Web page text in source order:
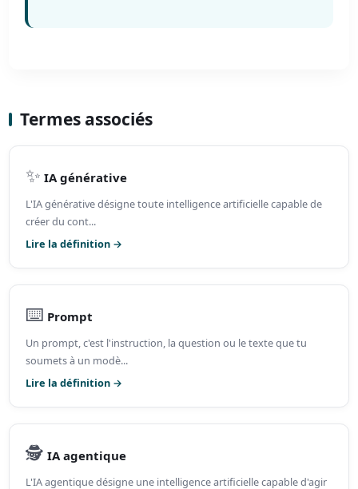
Termes associés
✨ IA générative
L'IA générative désigne toute intelligence artificielle capable de
créer du cont...
Lire la définition →
⌨️ Prompt
Un prompt, c'est l'instruction, la question ou le texte que tu
soumets à un modè...
Lire la définition →
🕵️ IA agentique
L'IA agentique désigne une intelligence artificielle capable d'agir